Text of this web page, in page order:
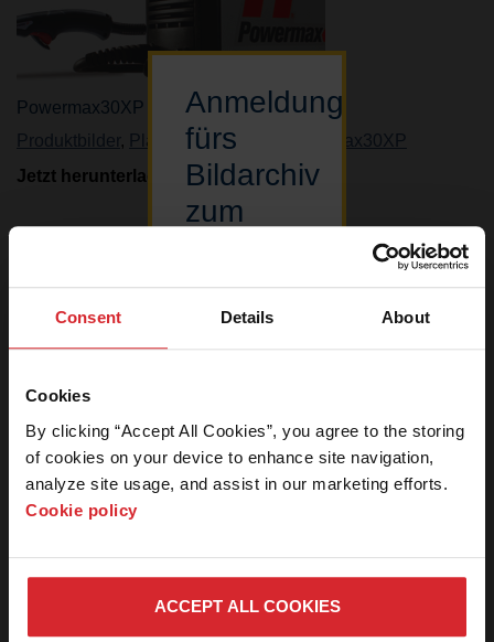
Consent Details About
Cookies
By clicking “Accept All Cookies”, you agree to the storing
of cookies on your device to enhance site navigation,
analyze site usage, and assist in our marketing efforts.
Cookie policy
ACCEPT ALL COOKIES
Powermax30XP
Produktbilder, Plasmaschneiden
Powermax30XP
Jetzt herunterladen
1.43 mb
Pressemitteilungen
Medienpakete
Medien-Anfragen
Anmeldung
fürs
Bildarchiv
zum
Herunterladen
von
Bildern
Website
können nur
legitime
Kontaktieren
Sie uns bitte,
wenn Sie ein